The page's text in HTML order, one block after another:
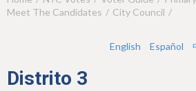
a
Meet The Candidates
City Council
English Español
Distrito 3